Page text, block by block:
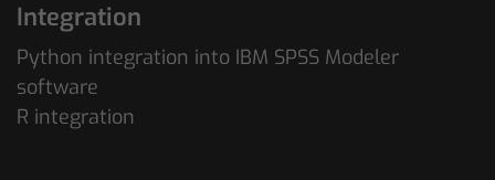
Integration
Python integration into IBM SPSS Modeler
software
R integration